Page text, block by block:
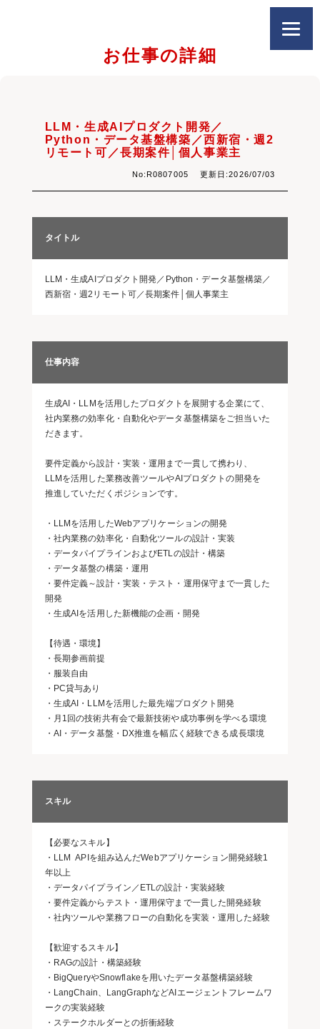
お仕事の詳細
LLM・生成AIプロダクト開発／
Python・データ基盤構築／西新宿・週2
リモート可／長期案件│個人事業主
No:R0807005 更新日:2026/07/03
タイトル
LLM・生成AIプロダクト開発／Python・データ基盤構築／
西新宿・週2リモート可／長期案件│個人事業主
仕事内容
生成AI・LLMを活用したプロダクトを展開する企業にて、
社内業務の効率化・自動化やデータ基盤構築をご担当いた
だきます。
要件定義から設計・実装・運用まで一貫して携わり、
LLMを活用した業務改善ツールやAIプロダクトの開発を
推進していただくポジションです。
・LLMを活用したWebアプリケーションの開発
・社内業務の効率化・自動化ツールの設計・実装
・データパイプラインおよびETLの設計・構築
・データ基盤の構築・運用
・要件定義～設計・実装・テスト・運用保守まで一貫した
開発
・生成AIを活用した新機能の企画・開発
【待遇・環境】
・長期参画前提
・服装自由
・PC貸与あり
・生成AI・LLMを活用した最先端プロダクト開発
・月1回の技術共有会で最新技術や成功事例を学べる環境
・AI・データ基盤・DX推進を幅広く経験できる成長環境
スキル
【必要なスキル】
・LLM APIを組み込んだWebアプリケーション開発経験1
年以上
・データパイプライン／ETLの設計・実装経験
・要件定義からテスト・運用保守まで一貫した開発経験
・社内ツールや業務フローの自動化を実装・運用した経験
【歓迎するスキル】
・RAGの設計・構築経験
・BigQueryやSnowflakeを用いたデータ基盤構築経験
・LangChain、LangGraphなどAIエージェントフレームワ
ークの実装経験
・ステークホルダーとの折衝経験